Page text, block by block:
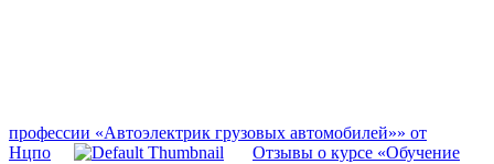
профессии «Автоэлектрик грузовых автомобилей»» от
Нцпо
Отзывы о курсе «Обучение